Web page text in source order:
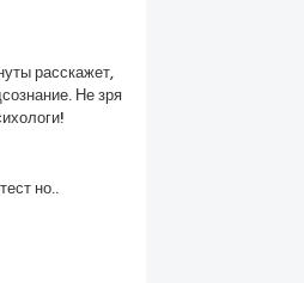
расскажет,
Не зря
но..